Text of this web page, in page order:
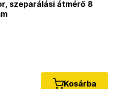
szeparálási átmérő 8
Kosárba